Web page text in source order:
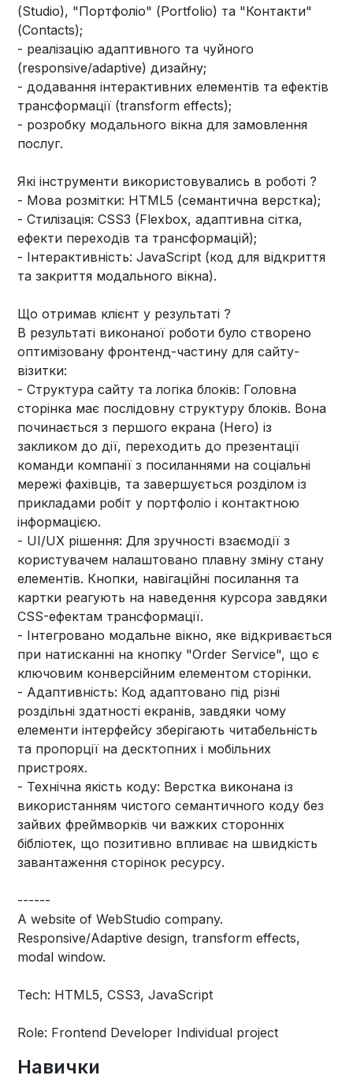
(Studio), "Портфоліо" (Portfolio) та "Контакти"
(Contacts);
- реалізацію адаптивного та чуйного
(responsive/adaptive) дизайну;
- додавання інтерактивних елементів та ефектів
трансформації (transform effects);
- розробку модального вікна для замовлення
послуг.
Які інструменти використовувались в роботі ?
- Мова розмітки: HTML5 (семантична верстка);
- Стилізація: CSS3 (Flexbox, адаптивна сітка,
ефекти переходів та трансформацій);
- Інтерактивність: JavaScript (код для відкриття
та закриття модального вікна).
Що отримав клієнт у результаті ?
В результаті виконаної роботи було створено
оптимізовану фронтенд-частину для сайту-
візитки:
- Структура сайту та логіка блоків: Головна
сторінка має послідовну структуру блоків. Вона
починається з першого екрана (Hero) із
закликом до дії, переходить до презентації
команди компанії з посиланнями на соціальні
мережі фахівців, та завершується розділом із
прикладами робіт у портфоліо і контактною
інформацією.
- UI/UX рішення: Для зручності взаємодії з
користувачем налаштовано плавну зміну стану
елементів. Кнопки, навігаційні посилання та
картки реагують на наведення курсора завдяки
CSS-ефектам трансформації.
- Інтегровано модальне вікно, яке відкривається
при натисканні на кнопку "Order Service", що є
ключовим конверсійним елементом сторінки.
- Адаптивність: Код адаптовано під різні
роздільні здатності екранів, завдяки чому
елементи інтерфейсу зберігають читабельність
та пропорції на десктопних і мобільних
пристроях.
- Технічна якість коду: Верстка виконана із
використанням чистого семантичного коду без
зайвих фреймворків чи важких сторонніх
бібліотек, що позитивно впливає на швидкість
завантаження сторінок ресурсу.
------
A website of WebStudio company.
Responsive/Adaptive design, transform effects,
modal window.
Tech: HTML5, CSS3, JavaScript
Role: Frontend Developer Individual project
Навички